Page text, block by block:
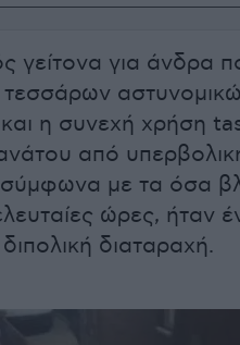
γείτονα για άνδρα
η συνεχή χρήση
από
σύμφωνα με τα όσα
ώρες, ήταν
διαταραχή.